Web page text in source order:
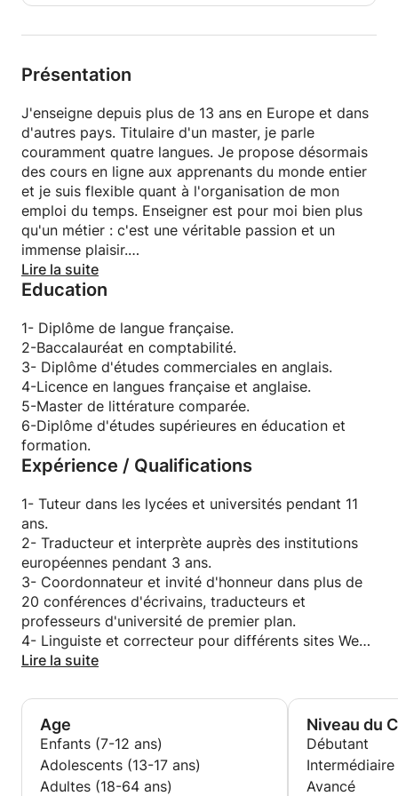
Présentation
J'enseigne depuis plus de 13 ans en Europe et dans
d'autres pays. Titulaire d'un master, je parle
couramment quatre langues. Je propose désormais
des cours en ligne aux apprenants du monde entier
et je suis flexible quant à l'organisation de mon
emploi du temps. Enseigner est pour moi bien plus
qu'un métier : c'est une véritable passion et un
immense plaisir.
Donc:
Les étudiants universitaires et scolaires sont
Apprendre une nouvelle langue peut ouvrir des
portes supplémentaires pour votre cheminement de
carrière.
Je suis heureux de mettre mon expérience à votre
service et de répondre à vos questions.
Je peux vous guider pour atteindre votre objectif.
Cours privés à prix compétitifs.
Tout âge ou niveau est le bienvenu.
d'étudiants et avoir une formation en éducation des
adultes.
Patience et interaction avec les idées et les
questions des apprenants.
Connaissance suffisante du système éducatif local
et international.
Expérience avec une éducation et des missions
scientifiques de haute qualité.
communication/hautement adaptable/discipliné et
professionnel/amical.
Je mets à votre disposition du matériel et des
ressources pour apprendre rapidement.
Lire la suite
Education
1- Diplôme de langue française.
2-Baccalauréat en comptabilité.
3- Diplôme d'études commerciales en anglais.
4-Licence en langues française et anglaise.
5-Master de littérature comparée.
6-Diplôme d'études supérieures en éducation et
formation.
Expérience / Qualifications
1- Tuteur dans les lycées et universités pendant 11
ans.
2- Traducteur et interprète auprès des institutions
européennes pendant 3 ans.
3- Coordonnateur et invité d'honneur dans plus de
20 conférences d'écrivains, traducteurs et
professeurs d'université de premier plan.
4- Linguiste et correcteur pour différents sites Web
et maisons d'édition.
des pays francophones et anglophones.
6 - Tuteur privé pour groupes et individuels de
plusieurs horizons depuis 15 ans.
Lire la suite
Age
Enfants (7-12 ans)
Adolescents (13-17 ans)
Adultes (18-64 ans)
Niveau du
Débutant
Intermédiaire
Avancé